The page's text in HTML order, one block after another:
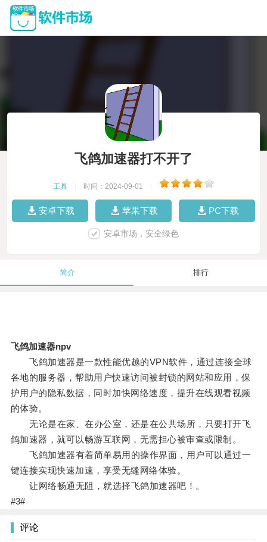
飞鸽加速器打不开了
工具 时间：2024-09-01
安卓下载 苹果下载 PC下载
安卓市场，安全绿色
简介 排行
飞鸽加速器npv
飞鸽加速器是一款性能优越的VPN软件，通过连接全球
各地的服务器，帮助用户快速访问被封锁的网站和应用，保
护用户的隐私数据，同时加快网络速度，提升在线观看视频
的体验。
无论是在家、在办公室，还是在公共场所，只要打开飞
鸽加速器，就可以畅游互联网，无需担心被审查或限制。
飞鸽加速器有着简单易用的操作界面，用户可以通过一
键连接实现快速加速，享受无缝网络体验。
让网络畅通无阻，就选择飞鸽加速器吧！。
#3#
评论